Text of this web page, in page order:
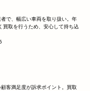
で、幅広い車両を取り扱い。年
買取を行うため、安心して持ち込
客満足度が訴求ポイント。買取